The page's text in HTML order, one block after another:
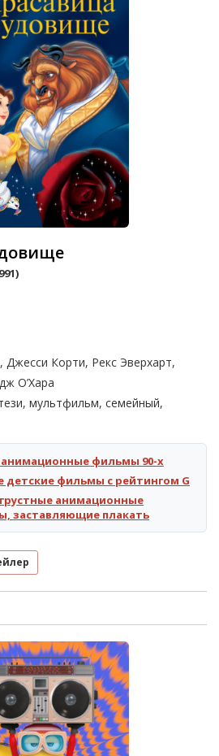
Джесси Корти, Рекс Эверхарт,
О’Хара
мультфильм, семейный,
фильмы 90-х
детские фильмы с рейтингом G
анимационные
заставляющие плакать